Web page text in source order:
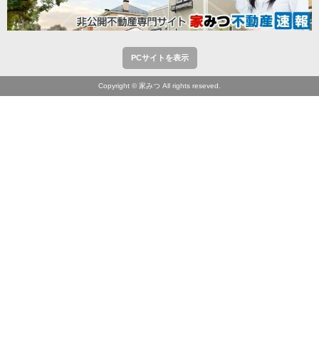
PCサイトを表示
Copyright © 家みつ All rights reseved.